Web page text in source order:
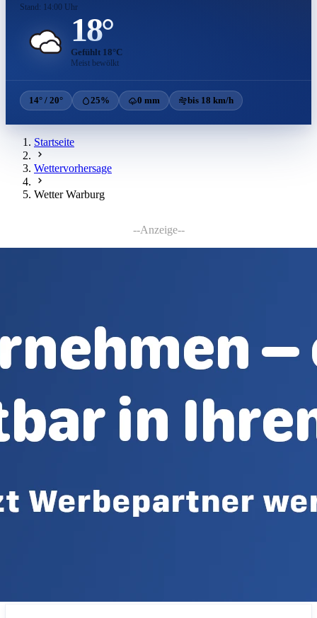
Stand: 14:00 Uhr
18°
Gefühlt 18°C
Meist bewölkt
14° / 20° 25% 0 mm bis 18 km/h
Startseite
Wettervorhersage
Wetter Warburg
--Anzeige--